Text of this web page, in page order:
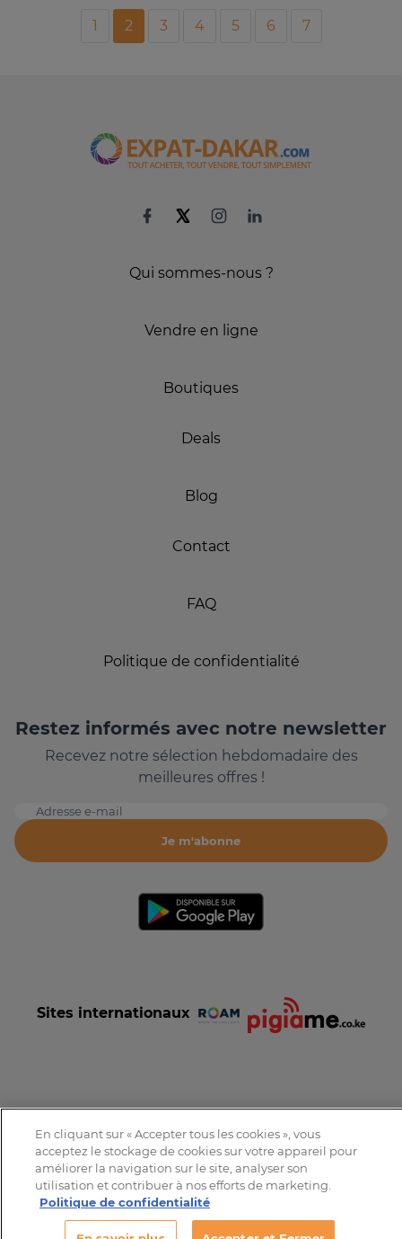
1 2 3 4 5 6 7
Qui sommes-nous ?
Vendre en ligne
Boutiques
Deals
Blog
Contact
FAQ
Politique de confidentialité
Restez informés avec notre newsletter
Recevez notre sélection hebdomadaire des
meilleures offres !
Adresse e-mail
Je m'abonne
Sites internationaux
Tous droits réservés © 2016-2026 Expat-Dakar
En cliquant sur « Accepter tous les cookies », vous
acceptez le stockage de cookies sur votre appareil pour
améliorer la navigation sur le site, analyser son
utilisation et contribuer à nos efforts de marketing.
Politique de confidentialité